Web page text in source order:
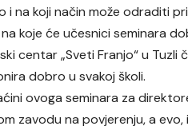
i na koji način može odraditi
koje će učesnici seminara
centar „Sveti Franjo“ u Tuzli
dobro u svakoj školi.
ovoga seminara za
zavodu na povjerenju, a